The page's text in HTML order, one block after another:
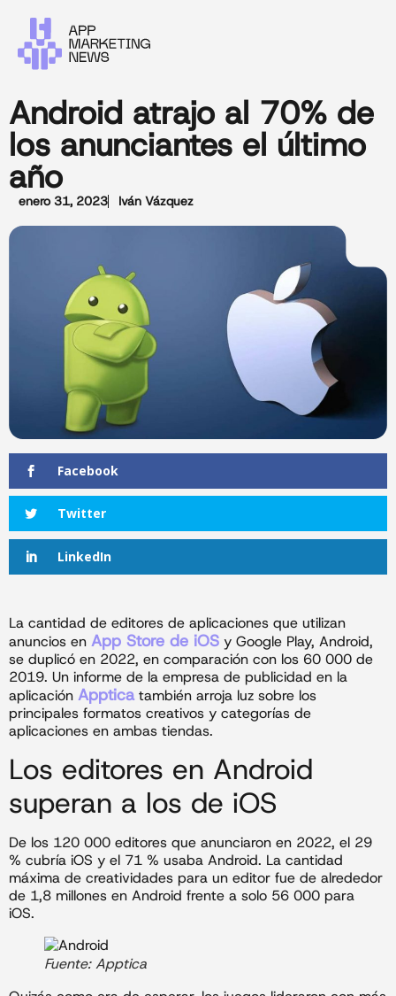
Android atrajo al 70% de
los anunciantes el último
año
enero 31, 2023 Iván Vázquez
Facebook
Twitter
LinkedIn
La cantidad de editores de aplicaciones que utilizan
anuncios en App Store de iOS y Google Play, Android,
se duplicó en 2022, en comparación con los 60 000 de
2019. Un informe de la empresa de publicidad en la
aplicación Apptica también arroja luz sobre los
principales formatos creativos y categorías de
aplicaciones en ambas tiendas.
Los editores en Android
superan a los de iOS
De los 120 000 editores que anunciaron en 2022, el 29
% cubría iOS y el 71 % usaba Android. La cantidad
máxima de creatividades para un editor fue de alrededor
de 1,8 millones en Android frente a solo 56 000 para
iOS.
Fuente: Apptica